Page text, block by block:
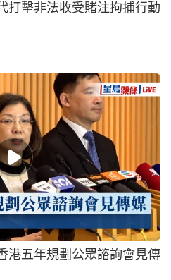
打擊非法收受賭注拘捕行動
港五年規劃公眾諮詢會見傳